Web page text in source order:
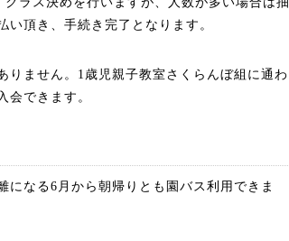
頂き、手続き完了となります。
りません。1歳児親子教室さくらんぼ組に通わ
会できます。
なる6月から朝帰りとも園バス利用できま